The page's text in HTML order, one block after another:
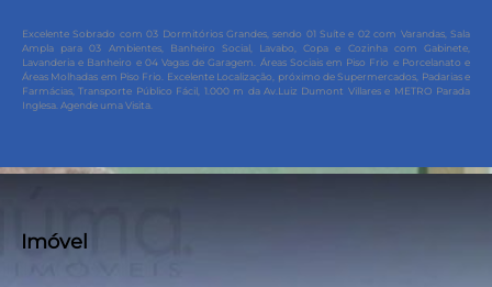
Excelente Sobrado com 03 Dormitórios Grandes, sendo 01 Suíte e 02 com Varandas, Sala
Ampla para 03 Ambientes, Banheiro Social, Lavabo, Copa e Cozinha com Gabinete,
Lavanderia e Banheiro e 04 Vagas de Garagem. Áreas Sociais em Piso Frio e Porcelanato e
Áreas Molhadas em Piso Frio. Excelente Localização, próximo de Supermercados, Padarias e
Farmácias, Transporte Público Fácil, 1.000 m da Av.Luiz Dumont Villares e METRO Parada
Inglesa. Agende uma Visita.
Imóvel